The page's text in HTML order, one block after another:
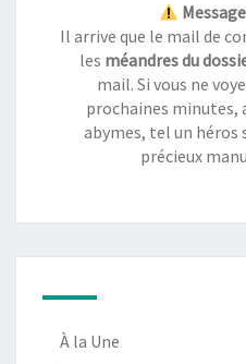
Il arrive que le mail de
les méandres du
mail. Si vous ne
prochaines minutes,
abymes, tel un héros
précieux
À la Une